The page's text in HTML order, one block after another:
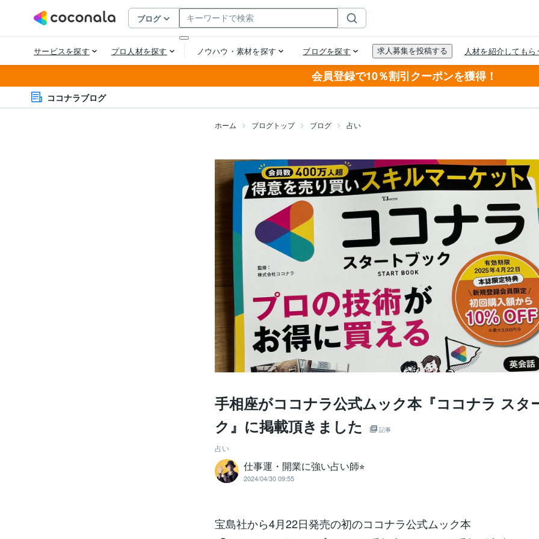
会員登録で10％割引クーポンを獲得！
ココナラブログ
ホーム ブログトップ ブログ 占い
手相座がココナラ公式ムック本『ココナラ スタ
ク』に掲載頂きました
記事
占い
仕事運・開業に強い占い師⭐︎
2024/04/30 09:55
宝島社から4月22日発売の初のココナラ公式ムック本